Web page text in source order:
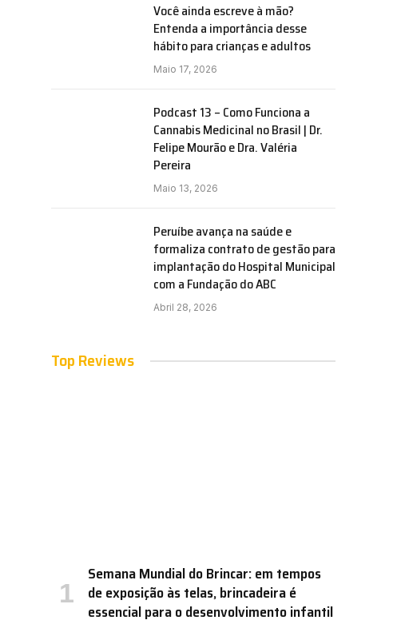
Você ainda escreve à mão?
Entenda a importância desse
hábito para crianças e adultos
Maio 17, 2026
Podcast 13 – Como Funciona a
Cannabis Medicinal no Brasil | Dr.
Felipe Mourão e Dra. Valéria
Pereira
Maio 13, 2026
Peruíbe avança na saúde e
formaliza contrato de gestão para
implantação do Hospital Municipal
com a Fundação do ABC
Abril 28, 2026
Top Reviews
Semana Mundial do Brincar: em tempos
de exposição às telas, brincadeira é
essencial para o desenvolvimento infantil